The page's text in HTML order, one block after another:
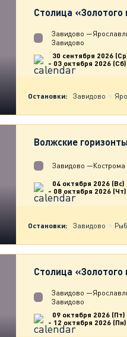
Столица «Золотого
Завидово —
Завидово
30 сентября 2026
- 03 октября 2026 (Сб)
Остановки: Завидово
Волжские горизонты
Завидово —Кострома
04 октября 2026 (Вс)
- 08 октября 2026 (Чт)
Остановки: Завидово
Столица «Золотого
Завидово —
Завидово
09 октября 2026 (Пт)
- 12 октября 2026 (Пн)